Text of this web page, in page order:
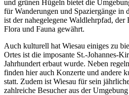
und grünen Hügeln bietet die
für Wanderungen und Spaziergänge in
ist der nahegelegene Waldlehrpfad,
Flora und Fauna gewährt.
Auch kulturell hat Wiesau einiges zu
Ortes ist die imposante St.-Johannes-
Jahrhundert erbaut wurde. Neben
finden hier auch Konzerte und andere
statt. Zudem ist Wiesau für sein
zahlreiche Besucher aus der